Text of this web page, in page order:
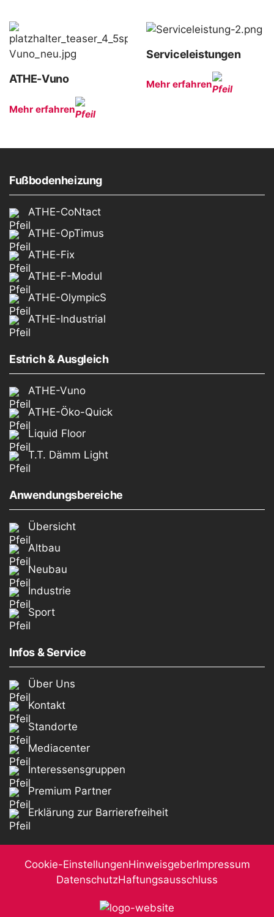
ATHE-Vuno
Mehr erfahren
Serviceleistungen
Mehr erfahren
Fußbodenheizung
ATHE-CoNtact
ATHE-OpTimus
ATHE-Fix
ATHE-F-Modul
ATHE-OlympicS
ATHE-Industrial
Estrich & Ausgleich
ATHE-Vuno
ATHE-Öko-Quick
Liquid Floor
T.T. Dämm Light
Anwendungsbereiche
Übersicht
Altbau
Neubau
Industrie
Sport
Infos & Service
Über Uns
Kontakt
Standorte
Mediacenter
Interessensgruppen
Premium Partner
Erklärung zur Barrierefreiheit
Cookie-EinstellungenHinweisgeberImpressum
DatenschutzHaftungsausschluss